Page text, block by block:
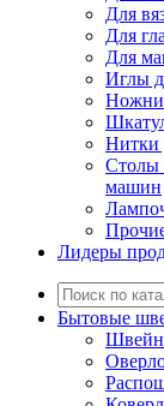
Для
Для
Для
Иглы
Нитки
Столы
машин
Лидеры
Бытовые